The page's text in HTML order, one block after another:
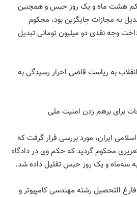
هشت ماه و یک روز حبس و همچنین
به مجازات جایگزین بود، محکوم
وجه نقدی دو میلیون تومانی تبدیل
به ریاست قاضی احرار رسیدگی به
ایران، مورد بررسی قرار گرفت که
محکوم گردید که حکم وی در دادگاه
سه‌ماه و یک روز حبس تقلیل داده شد.
متولد سال ۱۳۶۸ فارغ التحصیل رشته مهندسی کامپیوتر و